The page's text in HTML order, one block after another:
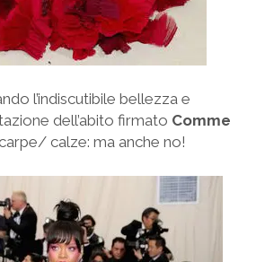
l’indiscutibile bellezza e
dell’abito firmato Comme
calze: ma anche no!